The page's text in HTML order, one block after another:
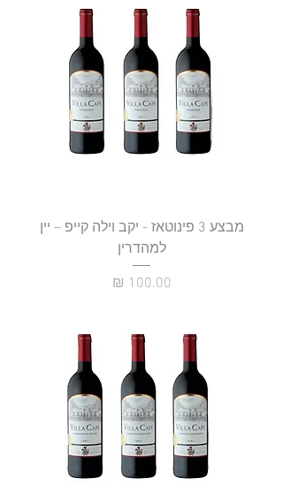
מבצע 3 פינוטאז - יקב וילה קייפ – יין
למהדרין
מחיר